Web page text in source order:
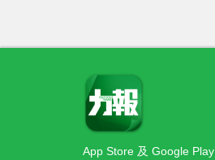
App Store 及 Google Play